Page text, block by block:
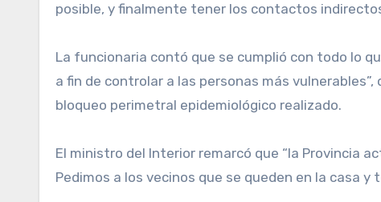
posible, y finalmente tener los contactos
La funcionaria contó que se cumplió con todo lo
a fin de controlar a las personas más
bloqueo perimetral epidemiológico realizado.
El ministro del Interior remarcó que “la Provincia
Pedimos a los vecinos que se queden en la casa